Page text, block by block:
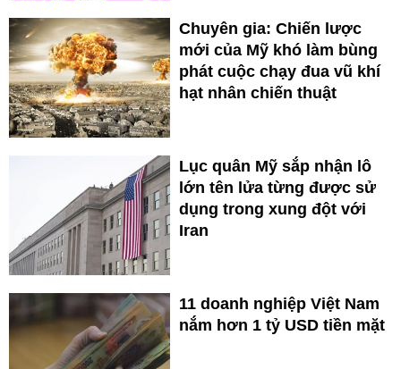
Chuyên gia: Chiến lược
mới của Mỹ khó làm bùng
phát cuộc chạy đua vũ khí
hạt nhân chiến thuật
Lục quân Mỹ sắp nhận lô
lớn tên lửa từng được sử
dụng trong xung đột với
Iran
11 doanh nghiệp Việt Nam
nắm hơn 1 tỷ USD tiền mặt